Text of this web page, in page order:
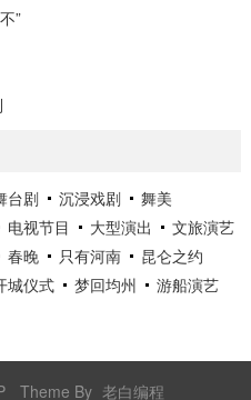
”
台剧 沉浸戏剧
舞美
电视节目 大型演出
文旅演艺
春晚 只有河南
昆仑之约
城仪式 梦回均州
游船演艺
Theme By 老白编程